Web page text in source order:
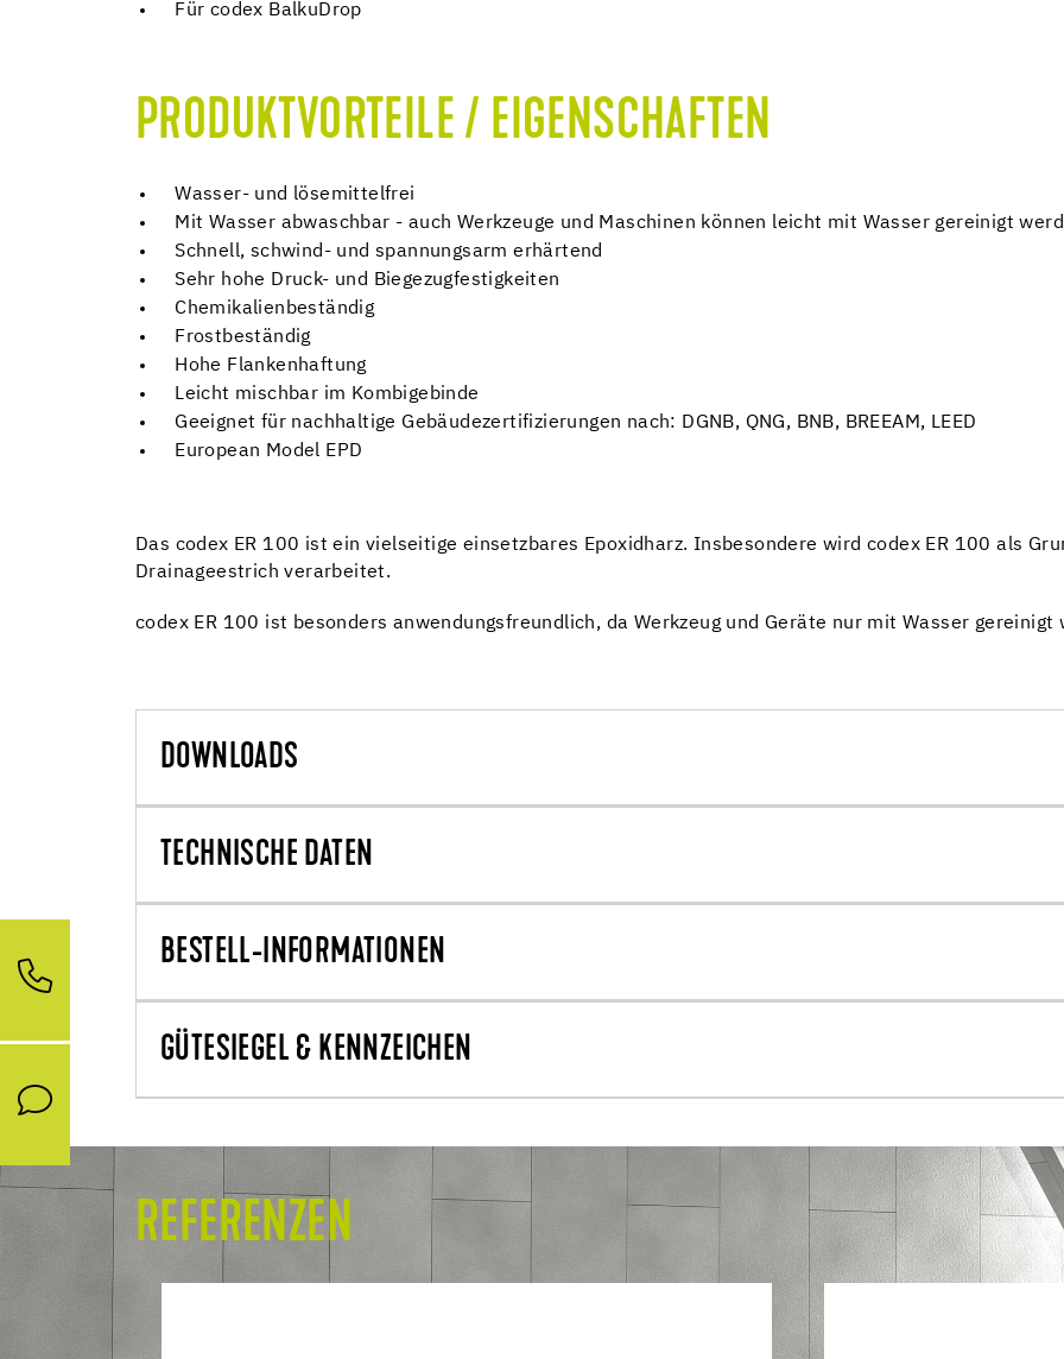
Für codex BalkuDrop
PRODUKTVORTEILE / EIGENSCHAFTEN
Wasser- und lösemittelfrei
Mit Wasser abwaschbar - auch Werkzeuge und Maschinen können leicht mit Wasser gereinigt
Schnell, schwind- und spannungsarm erhärtend
Sehr hohe Druck- und Biegezugfestigkeiten
Chemikalienbeständig
Frostbeständig
Hohe Flankenhaftung
Leicht mischbar im Kombigebinde
Geeignet für nachhaltige Gebäudezertifizierungen nach: DGNB, QNG, BNB, BREEAM, LEED
European Model EPD
Das codex ER 100 ist ein vielseitige einsetzbares Epoxidharz. Insbesondere wird codex ER 100 als
Drainageestrich verarbeitet.
codex ER 100 ist besonders anwendungsfreundlich, da Werkzeug und Geräte nur mit Wasser gereinigt
DOWNLOADS
TECHNISCHE DATEN
BESTELL-INFORMATIONEN
GÜTESIEGEL & KENNZEICHEN
REFERENZEN